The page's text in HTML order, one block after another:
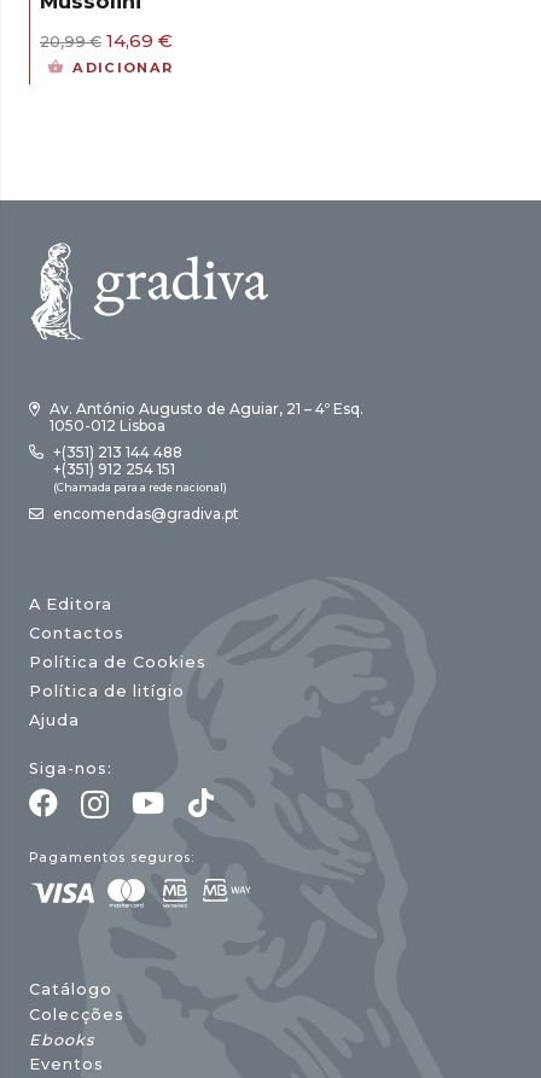
20,99€ O
preço
original
14,69 €
ADICIONAR
Av. António Augusto de Aguiar, 21 – 4º Esq.
1050-012 Lisboa
+(351) 213 144 488
+(351) 912 254 151
(Chamada para a rede nacional)
encomendas@gradiva.pt
A Editora
Contactos
Política de Cookies
Política de litígio
Ajuda
Siga-nos:
Pagamentos seguros:
Catálogo
Colecções
Ebooks
Eventos